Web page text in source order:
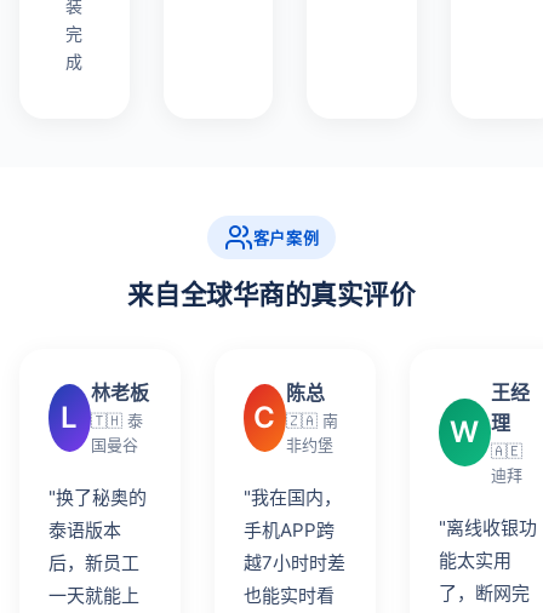
装
完
成
客户案例
来自全球华商的真实评价
L
林老板
🇹🇭 泰
国曼谷
"换了秘奥的
泰语版本
后，新员工
一天就能上
C
陈总
🇿🇦 南
非约堡
"我在国内，
手机APP跨
越7小时时差
也能实时看
W
王经
理
🇦🇪
迪拜
"离线收银功
能太实用
了，断网完